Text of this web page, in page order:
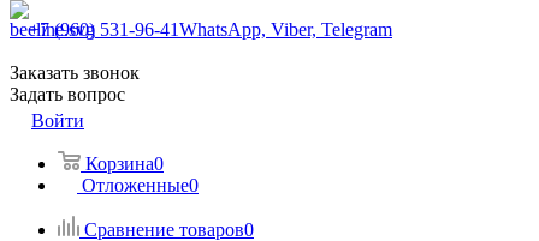
+7 (960) 531-96-41WhatsApp, Viber, Telegram
Заказать звонок
Задать вопрос
Войти
Корзина0
Отложенные0
Сравнение товаров0